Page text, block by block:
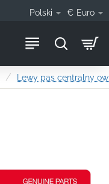
Polski € Euro
Lewy pas centralny